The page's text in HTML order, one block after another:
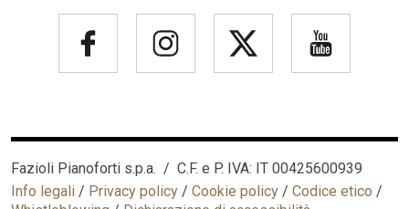
Fazioli Pianoforti s.p.a. / C.F. e P. IVA: IT 00425600939
Info legali / Privacy policy / Cookie policy / Codice etico /